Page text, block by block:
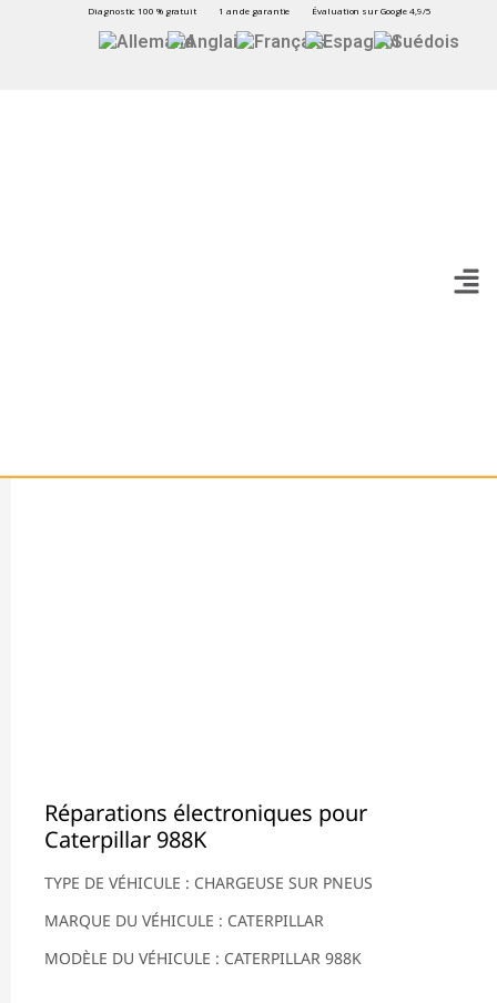
Diagnostic 100 % gratuit 1 an de garantie Évaluation sur Google 4,9/5
Réparations électroniques pour
Caterpillar 988K
TYPE DE VÉHICULE : CHARGEUSE SUR PNEUS
MARQUE DU VÉHICULE : CATERPILLAR
MODÈLE DU VÉHICULE : CATERPILLAR 988K